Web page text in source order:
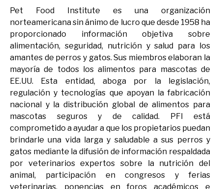
Pet Food Institute es una organización
norteamericana sin ánimo de lucro que desde 1958 ha
proporcionado información objetiva sobre
alimentación, seguridad, nutrición y salud para los
amantes de perros y gatos. Sus miembros elaboran la
mayoría de todos los alimentos para mascotas de
EE.UU. Esta entidad, aboga por la legislación,
regulación y tecnologías que apoyan la fabricación
nacional y la distribución global de alimentos para
mascotas seguros y de calidad. PFI está
comprometido a ayudar a que los propietarios puedan
brindarle una vida larga y saludable a sus perros y
gatos mediante la difusión de información respaldada
por veterinarios expertos sobre la nutrición del
animal, participación en congresos y ferias
veterinarias, ponencias en foros académicos e